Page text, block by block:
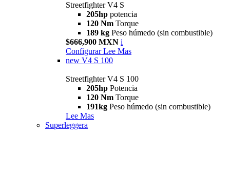
Streetfighter V4 S
205hp potencia
120 Nm Torque
189 kg Peso húmedo (sin combustible)
$666,900 MXN i
Configurar Lee Mas
new V4 S 100
Streetfighter V4 S 100
205hp Potencia
120 Nm Torque
191kg Peso húmedo (sin combustible)
Lee Mas
Superleggera